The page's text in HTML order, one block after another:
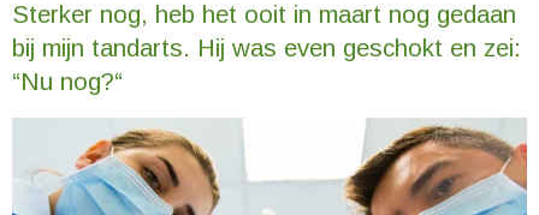
Sterker nog, heb het ooit in maart nog gedaan
bij mijn tandarts. Hij was even geschokt en zei:
“Nu nog?“